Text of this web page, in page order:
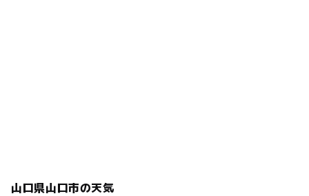
山口県山口市の天気